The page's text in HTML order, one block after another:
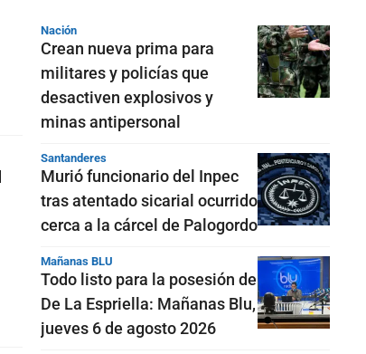
Nación
Crean nueva prima para
militares y policías que
desactiven explosivos y
minas antipersonal
Santanderes
Murió funcionario del Inpec
tras atentado sicarial ocurrido
cerca a la cárcel de Palogordo
Mañanas BLU
Todo listo para la posesión de
De La Espriella: Mañanas Blu,
jueves 6 de agosto 2026